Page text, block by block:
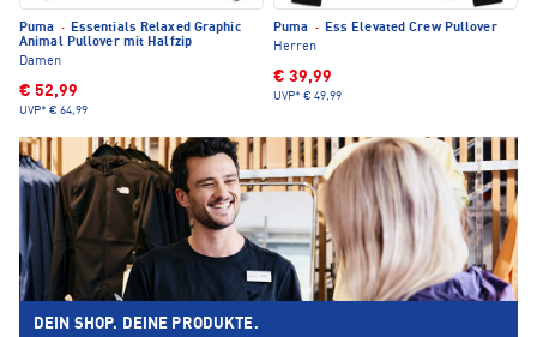
Puma ·
Essentials Relaxed Graphic
Animal Pullover mit Halfzip
Damen
€ 52,99
UVP* € 64,99
Puma ·
Ess Elevated Crew Pullover
Herren
€ 39,99
UVP* € 49,99
DEIN SHOP. DEINE PRODUKTE.